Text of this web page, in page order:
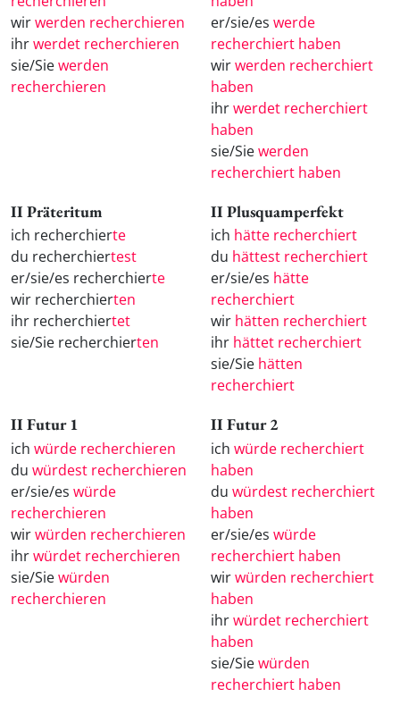
wirwerden recherchieren
ihrwerdet recherchieren
sie/Siewerden
recherchieren
er/sie/es werde
recherchiert haben
wirwerden recherchiert
haben
ihrwerdet recherchiert
haben
sie/Siewerden
recherchiert haben
II Präteritum
ich recherchierte
du recherchiertest
er/sie/es recherchierte
wir recherchierten
ihr recherchiertet
sie/Sie recherchierten
II Plusquamperfekt
ich hätte recherchiert
du hättest recherchiert
er/sie/es hätte
recherchiert
wir hätten recherchiert
ihr hättet recherchiert
sie/Sie hätten
recherchiert
II Futur 1
ich würde recherchieren
du würdest recherchieren
er/sie/es würde
recherchieren
wirwürden recherchieren
ihrwürdet recherchieren
sie/Siewürden
recherchieren
II Futur 2
ich würde recherchiert
haben
du würdest recherchiert
haben
er/sie/es würde
recherchiert haben
wirwürden recherchiert
haben
ihrwürdet recherchiert
haben
sie/Siewürden
recherchiert haben